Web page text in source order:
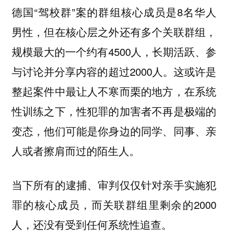
德国“驾校群”案的群组核心成员是8名华人
男性，但在核心层之外还有多个关联群组，
规模最大的一个约有4500人，长期活跃、参
与讨论并分享内容的超过2000人。这或许是
整起案件中最让人不寒而栗的地方，在系统
性训练之下，性犯罪的加害者不再是极端的
变态，他们可能是你身边的同学、同事、亲
人或者擦肩而过的陌生人。
当下所有的逮捕、审判仅仅针对亲手实施犯
罪的核心成员，而关联群组里剩余的2000
人，还没有受到任何系统性追查。